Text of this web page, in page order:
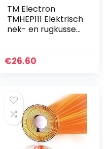
TM Electron
TMHEP111 Elektrisch
nek- en rugkussen,
us, wasbaar, met
€26.60